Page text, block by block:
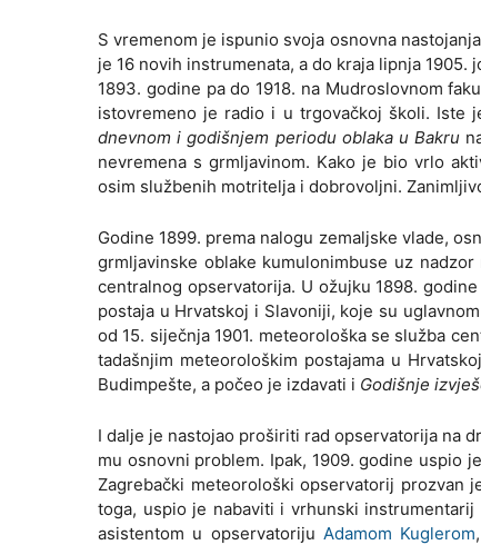
S vremenom je ispunio svoja osnovna
je 16 novih instrumenata, a do kraja lipnja
1893. godine pa do 1918. na Mudroslovnom
istovremeno je radio i u trgovačkoj školi. Iste
dnevnom i godišnjem periodu oblaka u Bakru
nevremena s grmljavinom. Kako je bio vrlo
osim službenih motritelja i dobrovoljni.
Godine 1899. prema nalogu zemaljske vlade,
grmljavinske oblake kumulonimbuse uz
centralnog opservatorija. U ožujku 1898.
postaja u Hrvatskoj i Slavoniji, koje su
od 15. siječnja 1901. meteorološka se služba
tadašnjim meteorološkim postajama u
Budimpešte, a počeo je izdavati i Godišnje
I dalje je nastojao proširiti rad opservatorija na
mu osnovni problem. Ipak, 1909. godine uspio
Zagrebački meteorološki opservatorij prozvan
toga, uspio je nabaviti i vrhunski
asistentom u opservatoriju Adamom Kuglerom